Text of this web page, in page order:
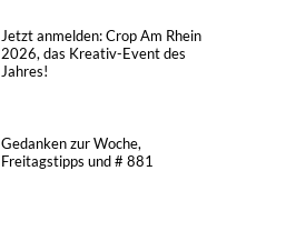
Jetzt anmelden: Crop Am Rhein
2026, das Kreativ-Event des
Jahres!
Gedanken zur Woche,
Freitagstipps und # 881